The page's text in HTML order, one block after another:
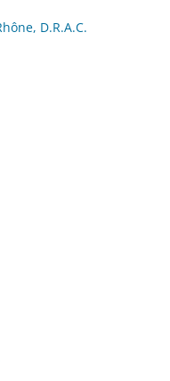
D.R.A.C.